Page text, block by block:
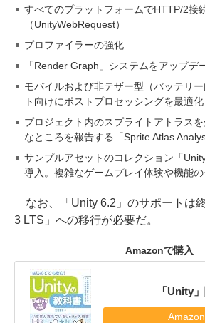
すべてのプラットフォームでHTTP/2接
（UnityWebRequest）
プロファイラーの強化
「Render Graph」システムをアップデ
モバイルおよび非テザー型（バッテリ
ト向けにポストプロセッシングを最適化
プロジェクト内のスプライトアトラス
なところを報告する「Sprite Atlas
サンプルアセットのコレクション「
導入。複雑なゲームプレイ体験や機能
なお、「Unity 6.2」のサポートは
3 LTS」への移行が必要だ。
Amazonで購入
「Unity